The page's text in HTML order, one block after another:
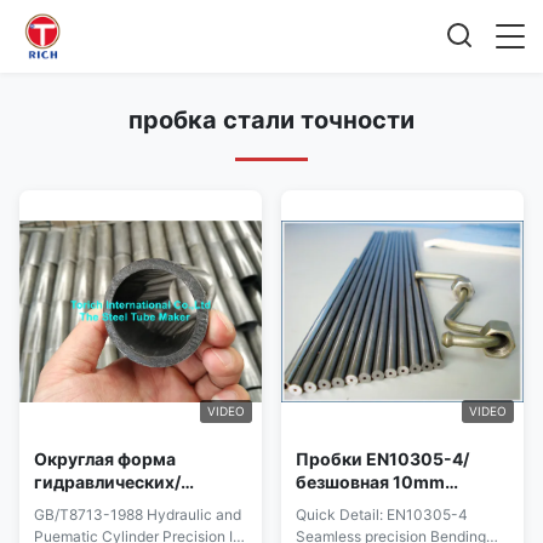
пробка стали точности
VIDEO
Округлая форма
гидравлических/
пневматических трубок
безшовная 80мм
GB/T8713-1988 Hydraulic and
Puematic Cylinder Precision ID
VIDEO
Пробки EN10305-4/
безшовная 10mm
стальная пробка
точности
Quick Detail: EN10305-4
Seamless precision Bending